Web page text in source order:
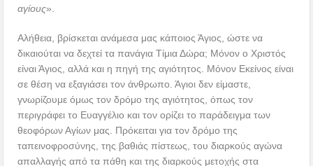
αγίους».
Αλήθεια, βρίσκεται ανάμεσα μας κάποιος Άγιος, ώστε να
δικαιούται να δεχτεί τα πανάγια Τίμια Δώρα; Μόνον ο Χριστός
είναι Άγιος, αλλά και η πηγή της αγιότητος. Μόνον Εκείνος είναι
σε θέση να εξαγιάσει τον άνθρωπο. Άγιοι δεν είμαστε,
γνωρίζουμε όμως τον δρόμο της αγιότητος, όπως τον
περιγράφει το Ευαγγέλιο και τον ορίζει το παράδειγμα των
θεοφόρων Αγίων μας. Πρόκειται για τον δρόμο της
ταπεινοφροσύνης, της βαθιάς πίστεως, του διαρκούς αγώνα
απαλλαγής από τα πάθη και της διαρκούς μετοχής στα